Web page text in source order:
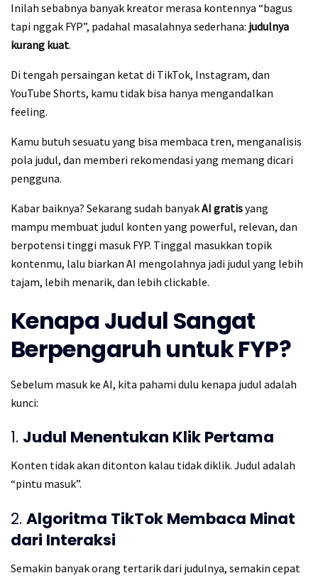
Inilah sebabnya banyak kreator merasa kontennya “bagus
tapi nggak FYP”, padahal masalahnya sederhana: judulnya
kurang kuat.
Di tengah persaingan ketat di TikTok, Instagram, dan
YouTube Shorts, kamu tidak bisa hanya mengandalkan
feeling.
Kamu butuh sesuatu yang bisa membaca tren, menganalisis
pola judul, dan memberi rekomendasi yang memang dicari
pengguna.
Kabar baiknya? Sekarang sudah banyakAI gratisyang
mampu membuat judul konten yang powerful, relevan, dan
berpotensi tinggi masuk FYP. Tinggal masukkan topik
kontenmu, lalu biarkan AI mengolahnya jadi judul yang lebih
tajam, lebih menarik, dan lebih clickable.
Kenapa Judul Sangat
Berpengaruh untuk FYP?
Sebelum masuk ke AI, kita pahami dulu kenapa judul adalah
kunci:
1. Judul Menentukan Klik Pertama
Konten tidak akan ditonton kalau tidak diklik. Judul adalah
“pintu masuk”.
2. Algoritma TikTok Membaca Minat
dari Interaksi
Semakin banyak orang tertarik dari judulnya, semakin cepat